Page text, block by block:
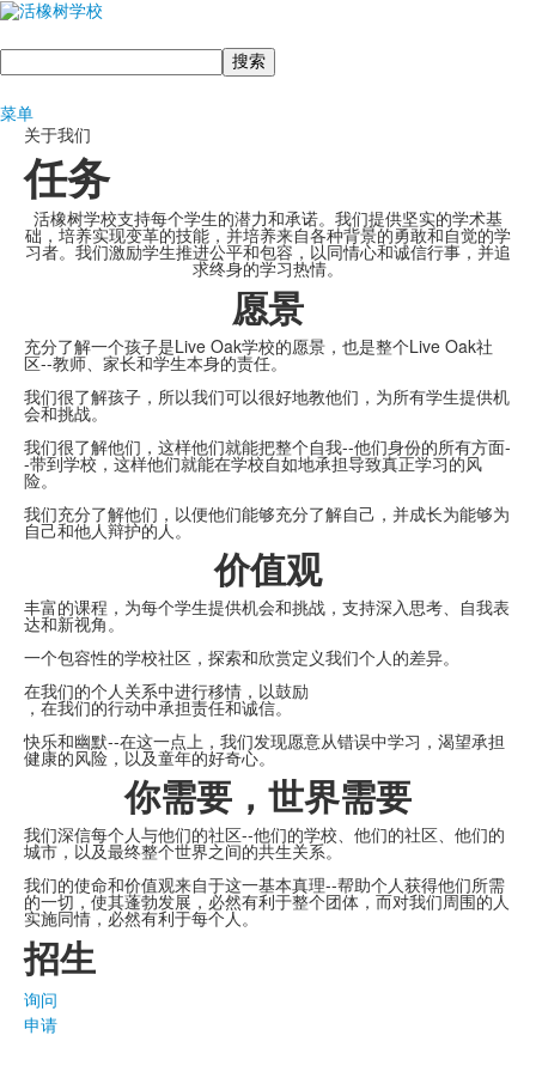
搜
索
菜单
关于我们
任务
活橡树学校支持每个学生的潜力和承诺。我们提供坚实的学术基
础，培养实现变革的技能，并培养来自各种背景的勇敢和自觉的学
习者。我们激励学生推进公平和包容，以同情心和诚信行事，并追
求终身的学习热情。
愿景
充分了解一个孩子是Live Oak学校的愿景，也是整个Live Oak社
区--教师、家长和学生本身的责任。
我们很了解孩子，所以我们可以很好地教他们，为所有学生提供机
会和挑战。
我们很了解他们，这样他们就能把整个自我--他们身份的所有方面-
-带到学校，这样他们就能在学校自如地承担导致真正学习的风
险。
我们充分了解他们，以便他们能够充分了解自己，并成长为能够为
自己和他人辩护的人。
价值观
丰富的课程，为每个学生提供机会和挑战，支持深入思考、自我表
达和新视角。
一个包容性的学校社区，探索和欣赏定义我们个人的差异。
在我们的个人关系中进行移情，以鼓励
，在我们的行动中承担责任和诚信。
快乐和幽默--在这一点上，我们发现愿意从错误中学习，渴望承担
健康的风险，以及童年的好奇心。
你需要，世界需要
我们深信每个人与他们的社区--他们的学校、他们的社区、他们的
城市，以及最终整个世界之间的共生关系。
我们的使命和价值观来自于这一基本真理--帮助个人获得他们所需
的一切，使其蓬勃发展，必然有利于整个团体，而对我们周围的人
实施同情，必然有利于每个人。
招生
询问
申请